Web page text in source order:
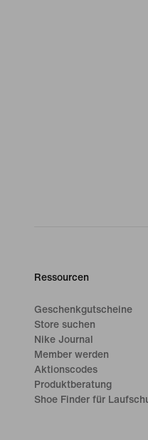
Ressourcen
Geschenkgutscheine
Store suchen
Nike Journal
Member werden
Aktionscodes
Produktberatung
Shoe Finder für